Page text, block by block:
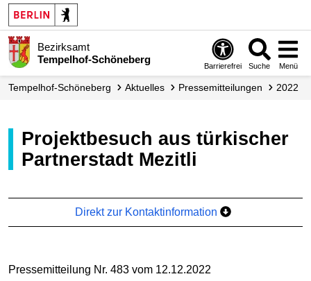
Bezirksamt
Tempelhof-Schöneberg
Barrierefrei Suche Menü
Tempelhof-Schöneberg Aktuelles Presse­mitteilungen 2022
Projektbesuch aus türkischer
Partnerstadt Mezitli
Direkt zur Kontaktinformation
Pressemitteilung Nr. 483 vom 12.12.2022